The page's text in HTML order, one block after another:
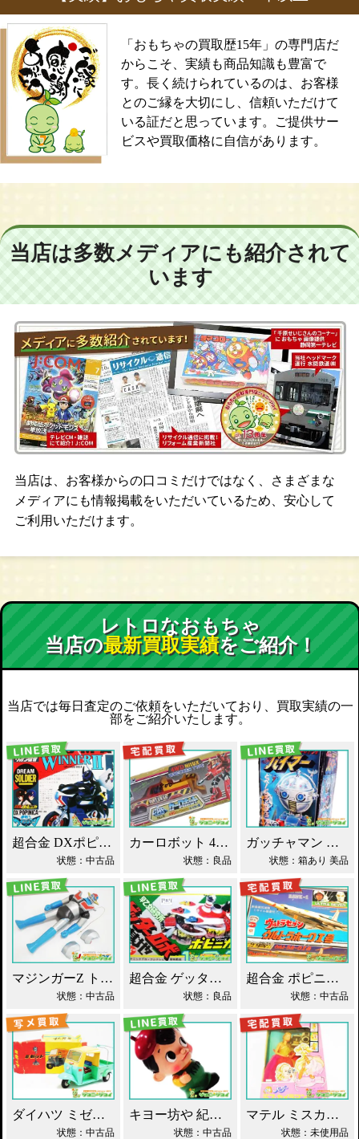
「おもちゃの買取歴15年」の専門店だ
からこそ、実績も商品知識も豊富で
す。長く続けられているのは、お客様
とのご縁を大切にし、信頼いただけて
いる証だと思っています。ご提供サー
ビスや買取価格に自信があります。
当店は多数メディアにも紹介されて
います
当店は、お客様からの口コミだけではなく、さまざまな
メディアにも情報掲載をいただいているため、安心して
ご利用いただけます。
レトロなおもちゃ
当店の最新買取実績をご紹介！
当店では毎日査定のご依頼をいただいており、買取実績の一
部をご紹介いたします。
超合金 DXポピニカ ウィナア2世 夢戦士ウイングマン PC-46 買取！
状態：中古品
カーロボット 4WD・レッカー車 ダイアクロン買取！
状態：良品
ガッチャマン パイマー DXジャンボマシンダー買取！
状態：箱あり 美品
マジンガーZ トーキング ソフビ マスダヤ買取！
状態：中古品
超合金 ゲッターロボ基地 早乙女研究所 買取！
状態：良品
超合金 ポピニカ ウルトラセブン ウルトラホーク1号 買取！
状態：中古品
ダイハツ ミゼット ブリキ マスダヤ買取！
状態：中古品
キヨー坊や 紀陽銀行 店頭用 貯金箱 ソフビ買取！
状態：中古品
マテル ミスカメラマン バービー人形 買取！
状態：未使用品